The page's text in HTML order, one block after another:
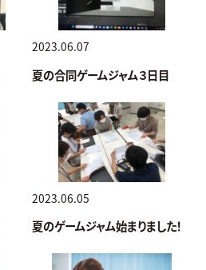
2023.06.07
夏の合同ゲームジャム３日目
2023.06.05
夏のゲームジャム始まりました！